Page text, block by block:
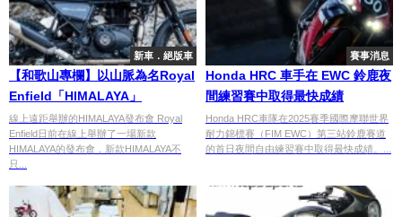
新車．絕版車
【和歌山專欄】以山脈為名Royal
Enfield「HIMALAYA」
線上遠距舉辦的HIMALAYA發布會 Royal
Enfield日前在線上舉辦了一場新款
HIMALAYA的發布會，新款HIMALAYA不
只...
賽事消息
Honda HRC 車手在 EWC 鈴鹿夜
間練習賽中取得最快成績
Honda HRC車隊在2025賽季國際摩聯世界
耐力錦標賽（FIM EWC）第三站鈴鹿賽道
的首日夜間自由練習賽中取得最快成績。...